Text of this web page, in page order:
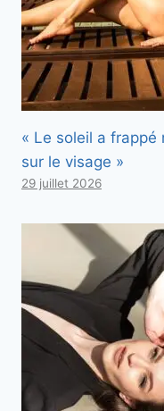
« Le soleil a frappé
sur le visage »
29 juillet 2026